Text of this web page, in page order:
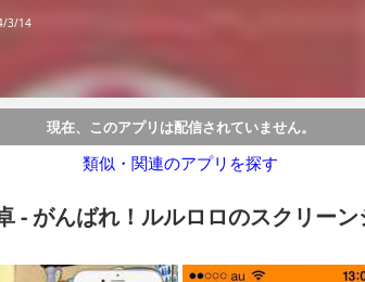
3/14
現在、このアプリは配信されていません。
類似・関連のアプリを探す
- がんばれ！ルルロロのスクリーン